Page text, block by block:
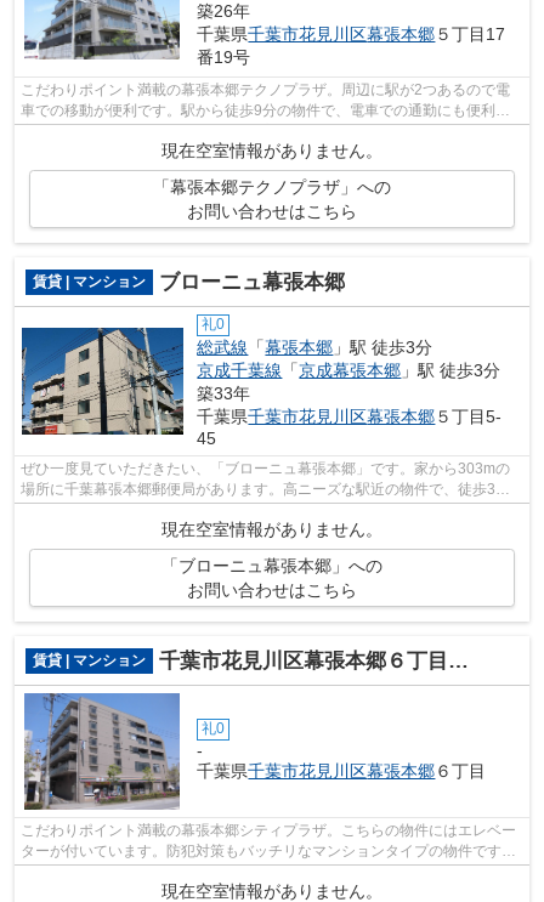
築26年
千葉県千葉市花見川区幕張本郷５丁目17
番19号
こだわりポイント満載の幕張本郷テクノプラザ。周辺に駅が2つあるので電
車での移動が便利です。駅から徒歩9分の物件で、電車での通勤にも便利な
現在空室情報がありません。
「幕張本郷テクノプラザ」への
お問い合わせはこちら
賃貸 | マンション ブローニュ幕張本郷
礼0
総武線 「幕張本郷 」駅 徒歩3分
京成千葉線 「京成幕張本郷 」駅 徒歩3分
築33年
千葉県千葉市花見川区幕張本郷５丁目5-
45
ぜひ一度見ていただきたい、「ブローニュ幕張本郷」です。家から303mの
場所に千葉幕張本郷郵便局があります。高ニーズな駅近の物件で、徒歩3分
現在空室情報がありません。
「ブローニュ幕張本郷」への
お問い合わせはこちら
賃貸 | マンション 千葉市花見川区幕張本郷６丁目のマンション
礼0
-
千葉県千葉市花見川区幕張本郷６丁目
こだわりポイント満載の幕張本郷シティプラザ。こちらの物件にはエレベー
ターが付いています。防犯対策もバッチリなマンションタイプの物件です。
電車での移動がより便利になる、2駅利...
現在空室情報がありません。